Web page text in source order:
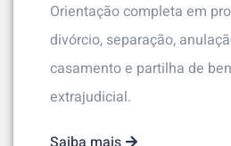
Orientação completa em
divórcio, separação,
casamento e partilha de
extrajudicial.